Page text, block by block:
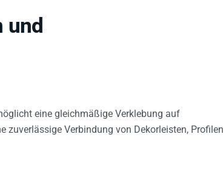
und
eine gleichmäßige Verklebung auf
zuverlässige Verbindung von Dekorleisten, Profilen